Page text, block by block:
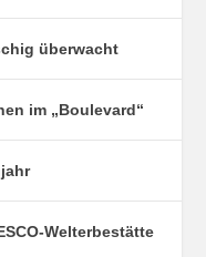
überwacht
im „Boulevard“
Welterbestätte